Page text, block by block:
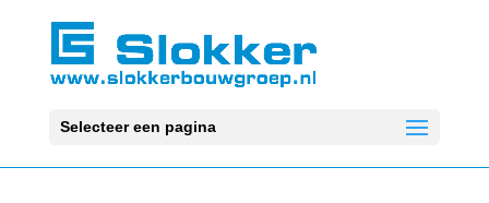
Selecteer een pagina